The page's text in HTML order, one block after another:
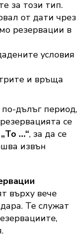
за този тип.
от дати чрез
резервации в
условия
и връща
дълъг период,
се
„To …“, за да се
извън
върху вече
Те служат